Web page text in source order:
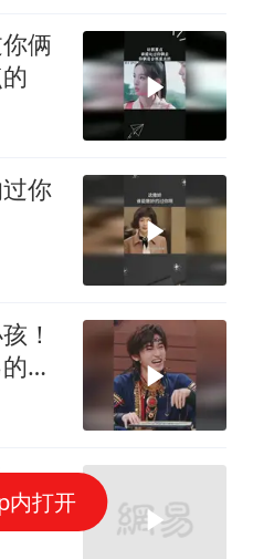
俩
你
！
优
内打开